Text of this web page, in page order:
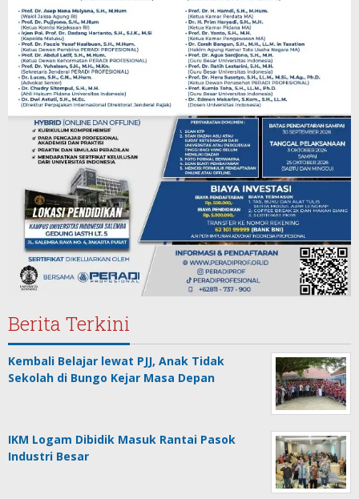
Berita Terkini
Kembali Belajar lewat PJJ, Anak Tidak
Sekolah di Bungo Kejar Masa Depan
IKM Logam Dibidik Masuk Rantai Pasok
Industri Besar